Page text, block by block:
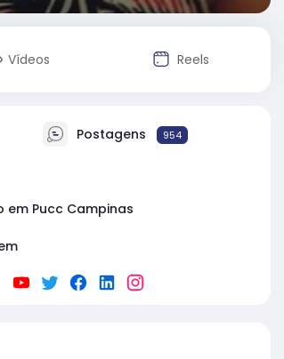
Vídeos Reels
Postagens 954
em Pucc Campinas